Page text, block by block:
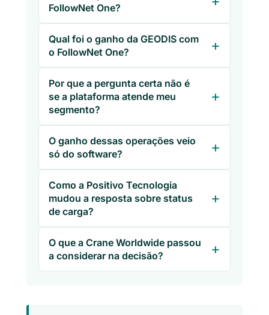
FollowNet One?
Qual foi o ganho da GEODIS com
o FollowNet One?
Por que a pergunta certa não é
se a plataforma atende meu
segmento?
O ganho dessas operações veio
só do software?
Como a Positivo Tecnologia
mudou a resposta sobre status
de carga?
O que a Crane Worldwide passou
a considerar na decisão?